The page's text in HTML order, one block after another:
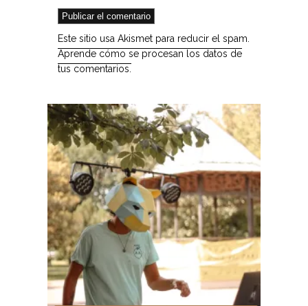
Este sitio usa Akismet para reducir el spam.
Aprende cómo se procesan los datos de
tus comentarios.